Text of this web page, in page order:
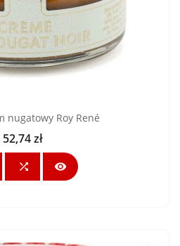
nugatowy Roy René
Cena
52,74 zł
 